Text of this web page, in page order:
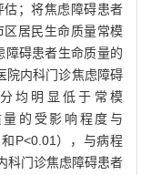
估；将焦虑障碍患者
居民生命质量常模
障碍患者生命质量的
院内科门诊焦虑障碍
均明显低于常模
量的受影响程度与
P<0.01），与病程
科门诊焦虑障碍患者